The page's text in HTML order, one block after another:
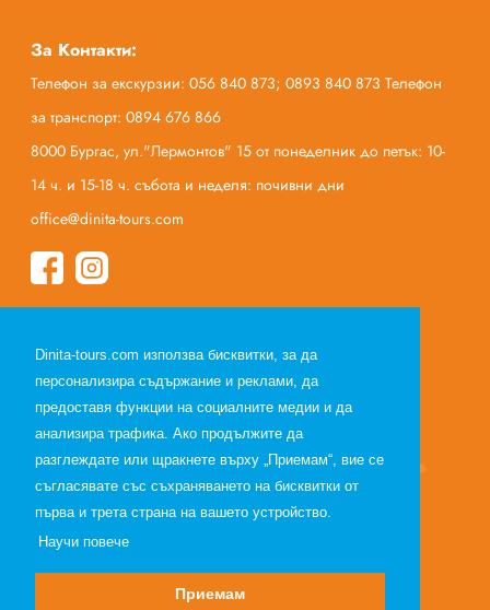
Dinita-tours.com използва бисквитки, за да
персонализира съдържание и реклами, да
предоставя функции на социалните медии и да
анализира трафика. Ако продължите да
разглеждате или щракнете върху „Приемам“, вие се
съгласявате със съхраняването на бисквитки от
първа и трета страна на вашето устройство.
Научи повече
Приемам
За Контакти:
Телефон за екскурзии: 056 840 873; 0893 840 873 Телефон
за транспорт: 0894 676 866
8000 Бургас, ул."Лермонтов" 15 от понеделник до петък: 10-
14 ч. и 15-18 ч. събота и неделя: почивни дни
office@dinita-tours.com
Полезна информация
Общи условия по договор за екскурзия
Общи условия по договор за почивка
Лични данни
Партньори